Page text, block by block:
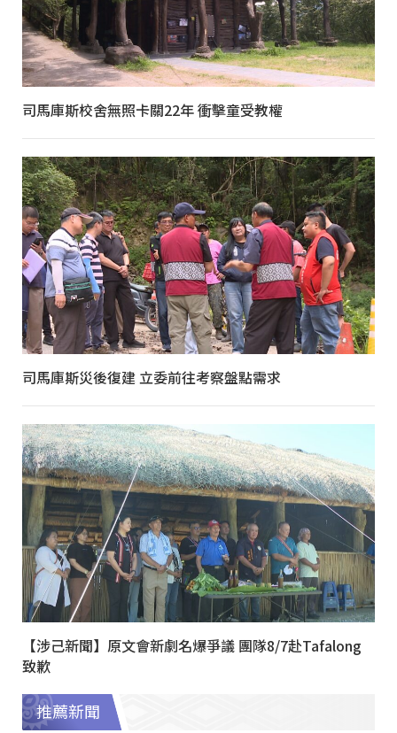
司馬庫斯校舍無照卡關22年 衝擊童受教權
司馬庫斯災後復建 立委前往考察盤點需求
【涉己新聞】原文會新劇名爆爭議 團隊8/7赴Tafalong
致歉
推薦新聞